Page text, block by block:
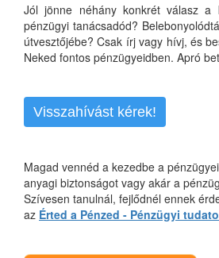
Jól jönne néhány konkrét válasz a
pénzügyi tanácsadód?
útvesztőjébe? Csak írj vagy hívj, és
Neked fontos pénzügyeidben. Apró
Visszahívást kérek!
Magad vennéd a kezedbe a
anyagi biztonságot vagy akár a
Szívesen tanulnál, fejlődnél ennek
az Érted a Pénzed - Pénzügyi